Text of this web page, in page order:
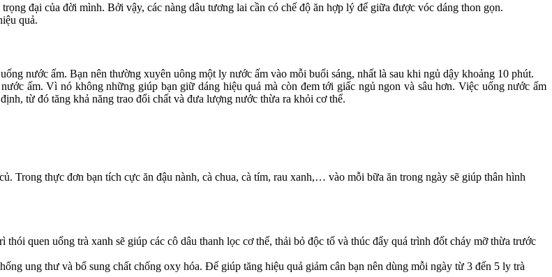
đại của đời mình. Bởi vậy, các nàng dâu tương lai cần có chế độ ăn hợp lý để giữa được vóc dáng thon gọn.
quả.
nước ấm. Bạn nên thường xuyên uông một ly nước ấm vào mỗi buổi sáng, nhất là sau khi ngủ dậy khoảng 10 phút.
ấm. Vì nó không những giúp bạn giữ dáng hiệu quả mà còn đem tới giấc ngủ ngon và sâu hơn. Việc uống nước ấm
từ đó tăng khả năng trao đổi chất và đưa lượng nước thừa ra khỏi cơ thể.
Trong thực đơn bạn tích cực ăn đậu nành, cà chua, cà tím, rau xanh,… vào mỗi bữa ăn trong ngày sẽ giúp thân hình
quen uống trà xanh sẽ giúp các cô dâu thanh lọc cơ thể, thải bỏ độc tố và thúc đẩy quá trình đốt cháy mỡ thừa trước
ung thư và bổ sung chất chống oxy hóa. Để giúp tăng hiệu quả giảm cân bạn nên dùng mỗi ngày từ 3 đến 5 ly trà